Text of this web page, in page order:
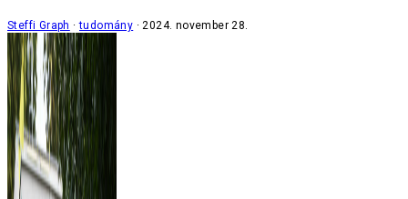
Steffi Graph tudomány 2024. november 28.